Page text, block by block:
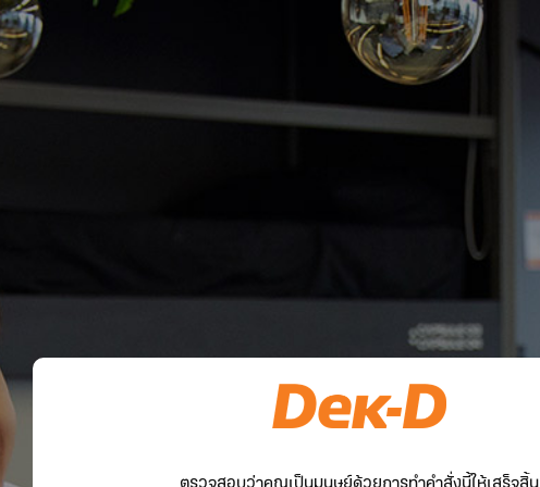
ตรวจสอบว่าคุณเป็นมนุษย์ด้วยการทำคำสั่งนี้ให้เสร็จสิ้น